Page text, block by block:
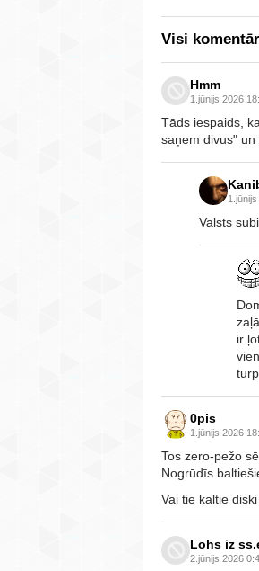
Visi
Hmm
1.jūnijs 2026
Tāds iespaids,
saņem divus"
Valsts
ir
0pis
1.jūnijs 2026
Tos zero-pežo
Nogrūdīs
Vai tie kaltie
Lohs iz
2.jūnijs 2026